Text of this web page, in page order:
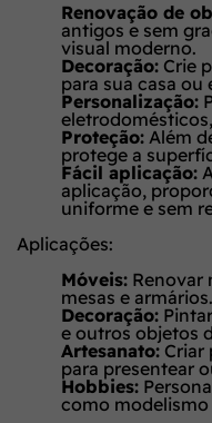
Renovação de
antigos e sem
visual moderno.
Decoração: Crie
para sua casa ou
Personalização:
Proteção: Além
protege a
Fácil aplicação:
aplicação,
uniforme e sem
Aplicações:
Móveis: Renovar
mesas e armários.
Decoração:
e outros objetos
Artesanato: Criar
para presentear
Hobbies:
como